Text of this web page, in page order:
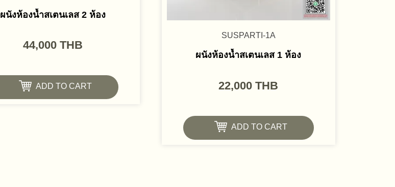
ผนังห้องน้ำสเตนเลส 2 ห้อง
44,000 THB
ADD TO CART
SUSPARTI-1A
ผนังห้องน้ำสเตนเลส 1 ห้อง
22,000 THB
ADD TO CART